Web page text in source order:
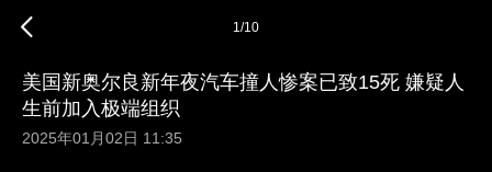
1/10
美国新奥尔良新年夜汽车撞人惨案已致15死 嫌疑人
生前加入极端组织
2025年01月02日 11:35